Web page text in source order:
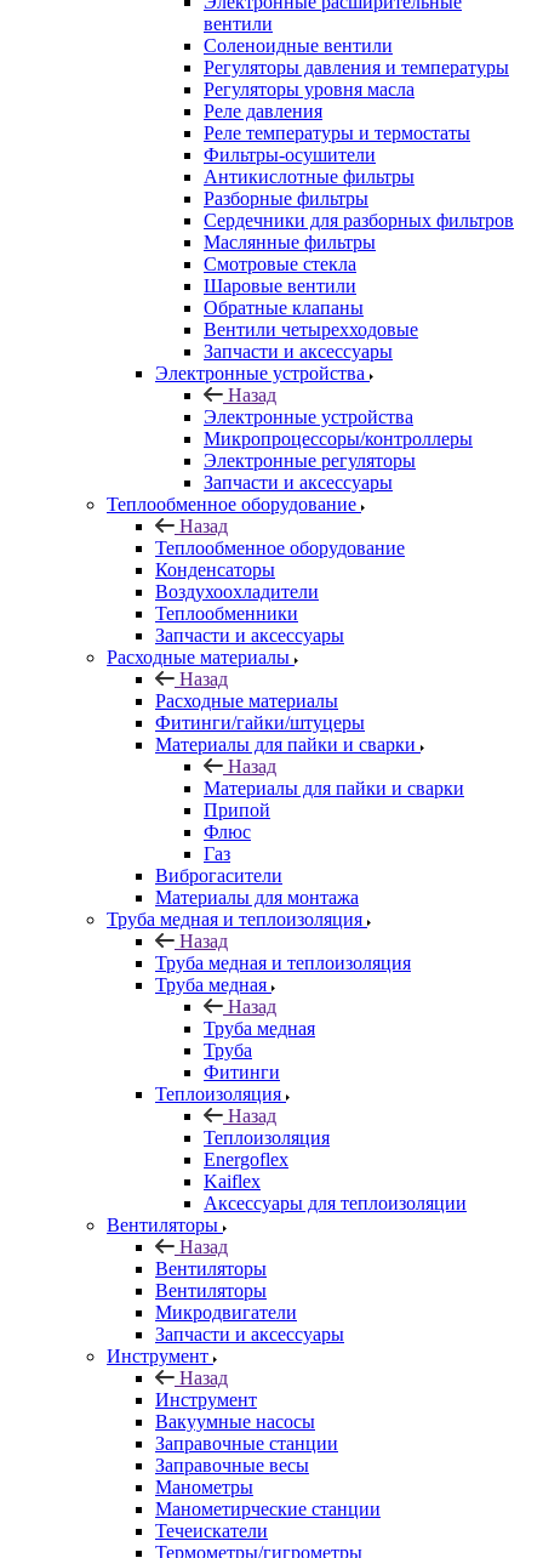
вентили
Соленоидные вентили
Регуляторы давления и температуры
Регуляторы уровня масла
Реле давления
Реле температуры и термостаты
Фильтры-осушители
Антикислотные фильтры
Разборные фильтры
Сердечники для разборных фильтров
Маслянные фильтры
Смотровые стекла
Шаровые вентили
Обратные клапаны
Вентили четырехходовые
Запчасти и аксессуары
Электронные устройства
Назад
Электронные устройства
Микропроцессоры/контроллеры
Электронные регуляторы
Запчасти и аксессуары
Теплообменное оборудование
Назад
Теплообменное оборудование
Конденсаторы
Воздухоохладители
Теплообменники
Запчасти и аксессуары
Расходные материалы
Назад
Расходные материалы
Фитинги/гайки/штуцеры
Материалы для пайки и сварки
Назад
Материалы для пайки и сварки
Припой
Флюс
Газ
Виброгасители
Материалы для монтажа
Труба медная и теплоизоляция
Назад
Труба медная и теплоизоляция
Труба медная
Назад
Труба медная
Труба
Фитинги
Теплоизоляция
Назад
Теплоизоляция
Energoflex
Kaiflex
Аксессуары для теплоизоляции
Вентиляторы
Назад
Вентиляторы
Вентиляторы
Микродвигатели
Запчасти и аксессуары
Инструмент
Назад
Инструмент
Вакуумные насосы
Заправочные станции
Заправочные весы
Манометры
Манометирческие станции
Течеискатели
Термометры/гигрометры